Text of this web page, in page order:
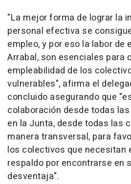
"La mejor forma de lograr la
personal efectiva se
empleo, y por eso la labor de
Arrabal, son esenciales para
empleabilidad de los
vulnerables", afirma el
concluido asegurando que
colaboración desde todas
en la Junta, desde todas las
manera transversal, para
los colectivos que necesitan
respaldo por encontrarse en
desventaja".